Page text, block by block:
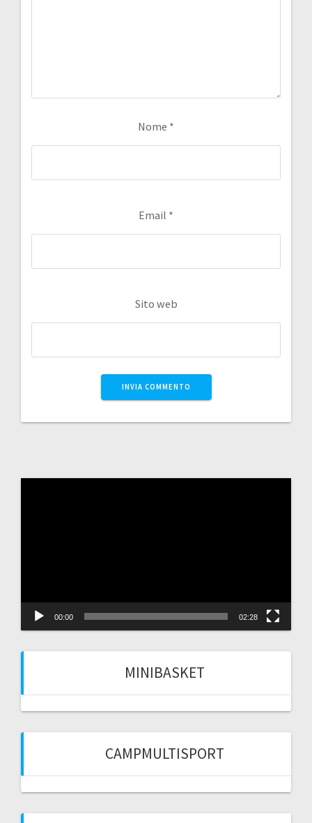
Nome *
Email *
Sito web
00:00 02:28
MINIBASKET
CAMPMULTISPORT